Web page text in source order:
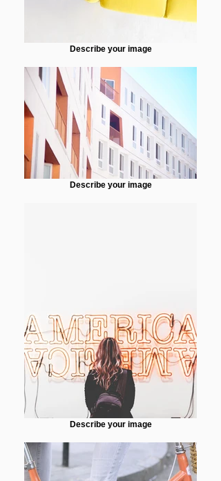
Describe your image
Describe your image
Describe your image